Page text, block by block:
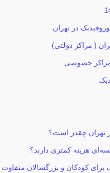
در تهران
( مراکز دولتی)
مراکز خصوصی
تهران چقدر است؟
هزینه کمتری دارند؟
برای کودکان و بزرگسالان